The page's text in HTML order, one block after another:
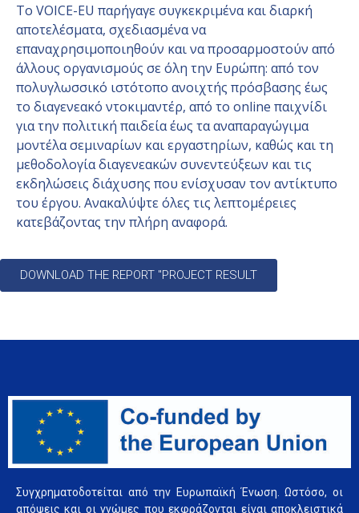
Το VOICE-EU παρήγαγε συγκεκριμένα και διαρκή
αποτελέσματα, σχεδιασμένα να
επαναχρησιμοποιηθούν και να προσαρμοστούν από
άλλους οργανισμούς σε όλη την Ευρώπη: από τον
πολυγλωσσικό ιστότοπο ανοιχτής πρόσβασης έως
το διαγενεακό ντοκιμαντέρ, από το online παιχνίδι
για την πολιτική παιδεία έως τα αναπαραγώγιμα
μοντέλα σεμιναρίων και εργαστηρίων, καθώς και τη
μεθοδολογία διαγενεακών συνεντεύξεων και τις
εκδηλώσεις διάχυσης που ενίσχυσαν τον αντίκτυπο
του έργου. Ανακαλύψτε όλες τις λεπτομέρειες
κατεβάζοντας την πλήρη αναφορά.
DOWNLOAD THE REPORT "PROJECT RESULT
Συγχρηματοδοτείται από την Ευρωπαϊκή Ένωση. Ωστόσο, οι
απόψεις και οι γνώμες που εκφράζονται είναι αποκλειστικά